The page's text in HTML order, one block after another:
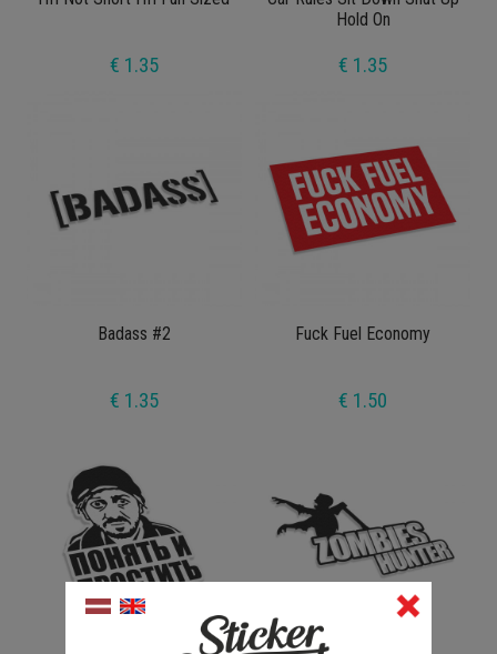
€ 1.35
Hold On
€ 1.35
Badass #2
€ 1.35
Fuck Fuel Economy
€ 1.50